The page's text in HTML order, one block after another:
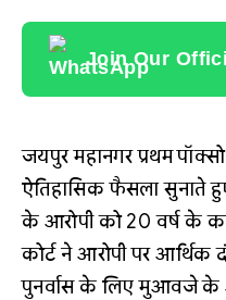
Join Our
जयपुर महानगर प्रथम
ऐतिहासिक फैसला सुनाते
के आरोपी को 20 वर्ष के
कोर्ट ने आरोपी पर आर्थिक
पुनर्वास के लिए मुआवजे के